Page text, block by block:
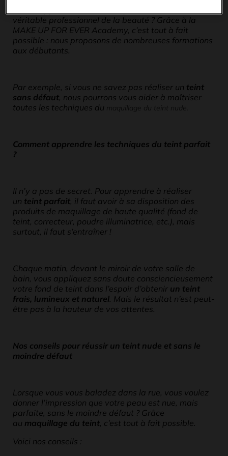
véritable professionnel de la beauté ? Grâce à la
MAKE UP FOR EVER Academy, c’est tout à fait
possible : nous proposons de nombreuses formations
aux débutants.
Par exemple, si vous ne savez pas réaliser un teint
sans défaut, nous pourrons vous aider à maîtriser
toutes les techniques du
Comment apprendre les techniques du teint parfait
?
Il n’y a pas de secret. Pour apprendre à réaliser
un teint parfait, il faut avoir à sa disposition des
produits de maquillage de haute qualité (fond de
teint, correcteur, poudre illuminatrice, etc.), mais
surtout, il faut s’entraîner !
Chaque matin, devant le miroir de votre salle de
bain, vous appliquez sans doute consciencieusement
votre fond de teint dans l’espoir d’obtenir un teint
frais, lumineux et naturel. Mais le résultat n’est peut-
être pas à la hauteur de vos attentes.
Nos conseils pour réussir un teint nude et sans le
moindre défaut
Lorsque vous vous baladez dans la rue, vous voulez
donner l’impression que votre peau est nue, mais
parfaite, sans le moindre défaut ? Grâce
au maquillage du teint, c’est tout à fait possible.
Voici nos conseils :